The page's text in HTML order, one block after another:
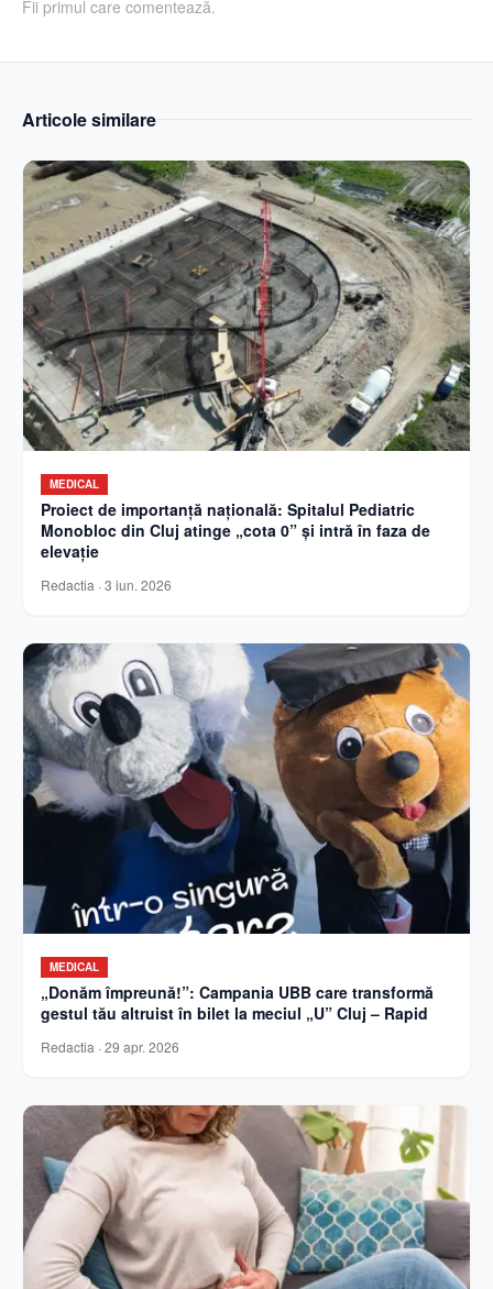
Fii primul care comentează.
Articole similare
MEDICAL
Proiect de importanță națională: Spitalul Pediatric
Monobloc din Cluj atinge „cota 0” și intră în faza de
elevație
Redactia · 3 iun. 2026
MEDICAL
„Donăm împreună!”: Campania UBB care transformă
gestul tău altruist în bilet la meciul „U” Cluj – Rapid
Redactia · 29 apr. 2026